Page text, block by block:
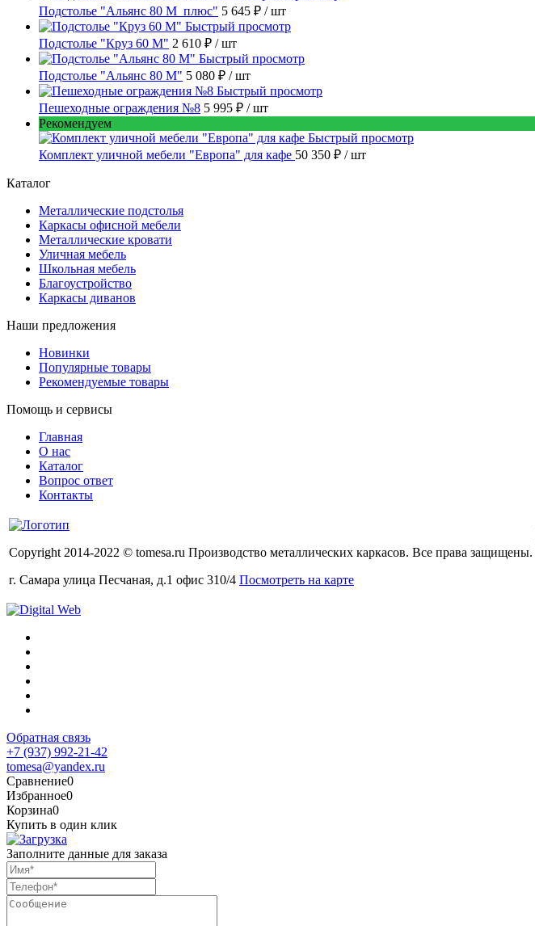
Подстолье "Альянс 80 М_плюс" 5 645 ₽ / шт
Быстрый просмотр
Подстолье "Круз 60 М" 2 610 ₽ / шт
Быстрый просмотр
Подстолье "Альянс 80 М" 5 080 ₽ / шт
Быстрый просмотр
Пешеходные ограждения №8 5 995 ₽ / шт
Рекомендуем
Быстрый просмотр
Комплект уличной мебели "Европа" для кафе 50 350 ₽ / шт
Каталог
Металлические подстолья
Каркасы офисной мебели
Металлические кровати
Уличная мебель
Школьная мебель
Благоустройство
Каркасы диванов
Наши предложения
Новинки
Популярные товары
Рекомендуемые товары
Помощь и сервисы
Главная
О нас
Каталог
Вопрос ответ
Контакты
Copyright 2014-2022 © tomesa.ru Производство металлических каркасов. Все права защищены.
г. Самара улица Песчаная, д.1 офис 310/4 Посмотреть на карте
Обратная связь
+7 (937) 992-21-42
tomesa@yandex.ru
Сравнение0
Избранное0
Корзина0
Купить в один клик
Заполните данные для заказа